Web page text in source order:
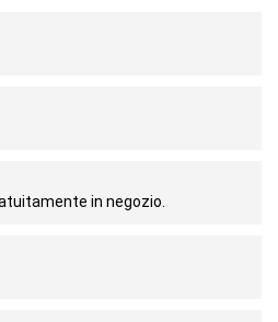
in negozio.